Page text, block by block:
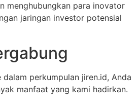
menghubungkan para inovator
jaringan investor potensial
perkumpulan jiren.id, Anda
manfaat yang kami hadirkan.